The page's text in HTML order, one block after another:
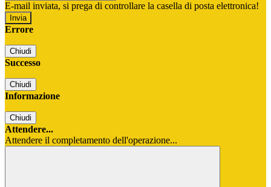
E-mail inviata, si prega di controllare la casella di posta elettronica!
Errore
Chiudi
Successo
Chiudi
Informazione
Chiudi
Attendere...
Attendere il completamento dell'operazione...